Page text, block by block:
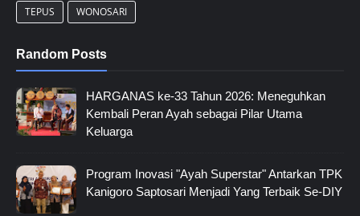
TEPUS
WONOSARI
Random Posts
HARGANAS ke-33 Tahun 2026: Meneguhkan
Kembali Peran Ayah sebagai Pilar Utama
Keluarga
Program Inovasi "Ayah Superstar" Antarkan TPK
Kanigoro Saptosari Menjadi Yang Terbaik Se-DIY